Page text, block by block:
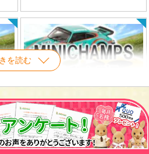
を読む
ミニチャンプス ミニカー買取